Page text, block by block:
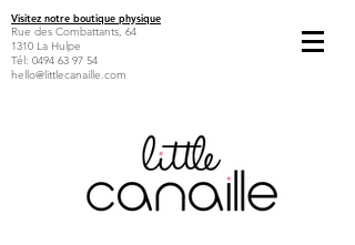
Visitez notre boutique physique
Rue des Combattants, 64
1310 La Hulpe
Tél: 0494 63 97 54
hello@littlecanaille.com